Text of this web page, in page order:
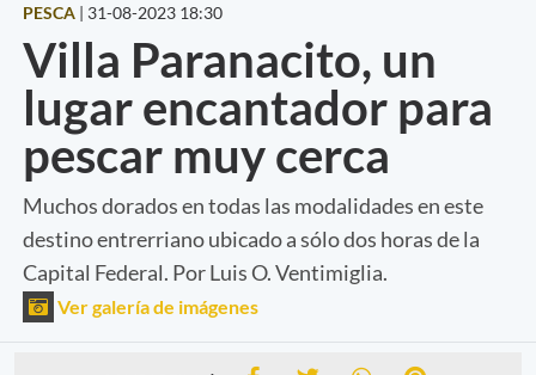
PESCA | 31-08-2023 18:30
Villa Paranacito, un
lugar encantador para
pescar muy cerca
Muchos dorados en todas las modalidades en este
destino entrerriano ubicado a sólo dos horas de la
Capital Federal. Por Luis O. Ventimiglia.
Ver galería de imágenes